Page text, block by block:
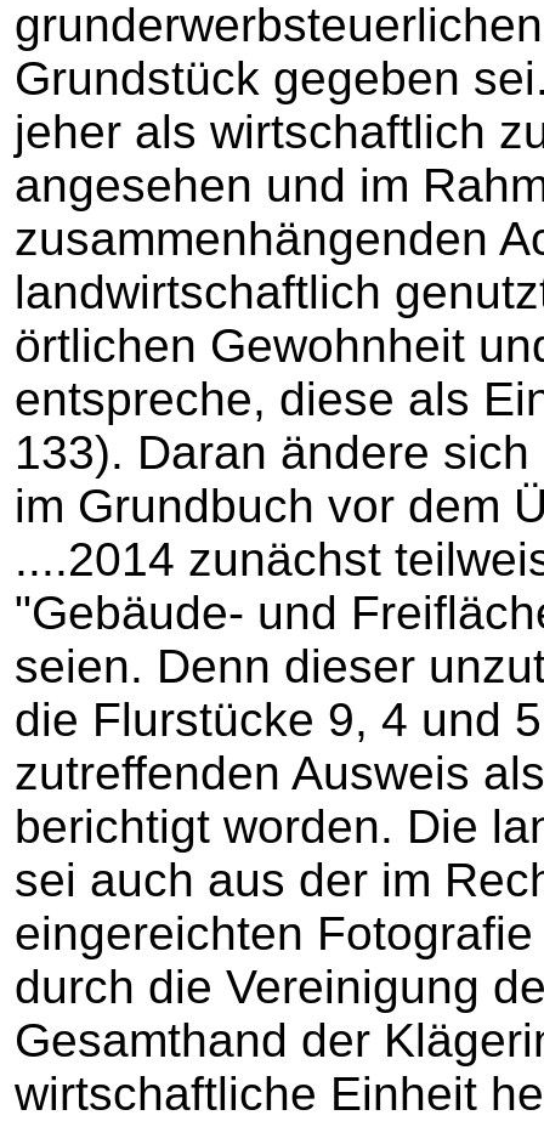
Grundstück gegeben
jeher als wirtschaftlich
angesehen und im
zusammenhängenden
landwirtschaftlich
örtlichen Gewohnheit
entspreche, diese als
133). Daran ändere
im Grundbuch vor dem
....2014 zunächst
"Gebäude- und
seien. Denn dieser
die Flurstücke 9, 4 und
zutreffenden Ausweis
berichtigt worden. Die
sei auch aus der im
eingereichten
durch die Vereinigung
Gesamthand der
wirtschaftliche Einheit